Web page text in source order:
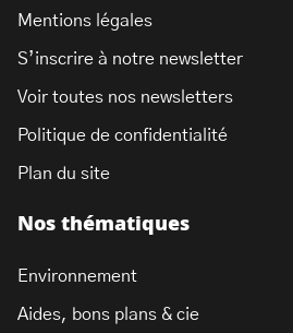
Nos thématiques
Environnement
Aides, bons plans & cie
Mentions légales
S’inscrire à notre newsletter
Voir toutes nos newsletters
Politique de confidentialité
Plan du site